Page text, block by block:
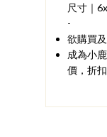
尺寸｜
-
欲購買
成為小
價，折